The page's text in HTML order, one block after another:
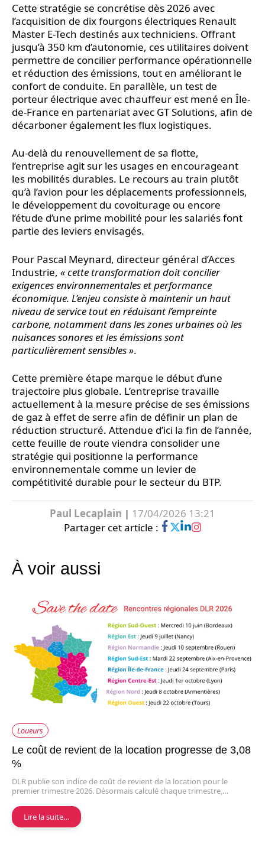
Cette stratégie se concrétise dès 2026 avec
l’acquisition de dix fourgons électriques Renault
Master E-Tech destinés aux techniciens. Offrant
jusqu’à 350 km d’autonomie, ces utilitaires doivent
permettre de concilier performance opérationnelle
et réduction des émissions, tout en améliorant le
confort de conduite. En parallèle, un test de
porteur électrique avec chauffeur est mené en Île-
de-France en partenariat avec GT Solutions, afin de
décarboner également les flux logistiques.
Au-delà du renouvellement de sa flotte,
l’entreprise agit sur les usages en encourageant
les mobilités durables. Le recours au train plutôt
qu’à l’avion pour les déplacements professionnels,
le développement du covoiturage ou encore
l’étude d’une prime mobilité pour les salariés font
partie des leviers envisagés.
Pour Pascal Meynard, directeur général d’Acces
Industrie, « cette transformation doit concilier
exigences environnementales et performance
économique. L’enjeu consiste à maintenir un haut
niveau de service tout en réduisant l’empreinte
carbone, notamment dans les zones urbaines où les
nuisances sonores et les émissions sont
particulièrement sensibles ».
Cette première étape marque le début d’une
trajectoire plus globale. L’entreprise travaille
actuellement à la mesure précise de ses émissions
de gaz à effet de serre afin de définir un plan de
réduction structuré. Attendue d’ici la fin de l’année,
cette feuille de route viendra consolider une
stratégie qui positionne la performance
environnementale comme un levier de
compétitivité durable pour le secteur du BTP.
Paul Lecaplain | 17/04/2026 13:21
Partager cet article :
À voir aussi
Loueurs
Le coût de revient de la location progresse de 3,08
%
DLR publie son indice de coût de revient de la location pour le
premier trimestre 2026. Désormais calculé chaque trimestre,…
Lire la suite…